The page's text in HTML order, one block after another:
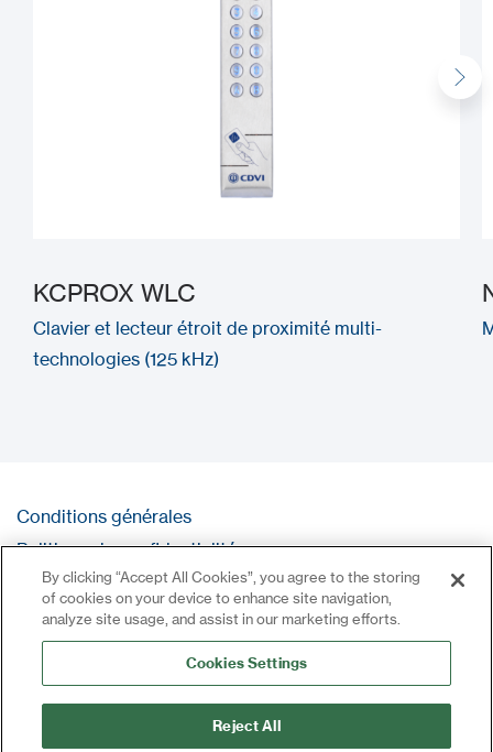
KCPROX WLC
Clavier et lecteur étroit de proximité multi-
technologies (125 kHz)
Conditions générales
Politique de confidentialité
Contact
Se connecter
Plan du site
By clicking “Accept All Cookies”, you agree to the storing
of cookies on your device to enhance site navigation,
analyze site usage, and assist in our marketing efforts.
Cookies Settings
Reject All